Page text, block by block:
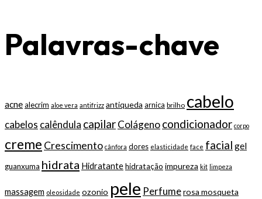
Palavras-chave
acnealecrim aloe vera antifrizz antiqueda arnica brilho cabelo
cabelos calêndula capilarColágenocondicionador corpo
creme Crescimento cânfora dores elasticidade face facial gel
guanxuma hidrata Hidratantehidratação impureza kit limpeza
massagem oleosidade ozonio pele Perfumerosa mosqueta